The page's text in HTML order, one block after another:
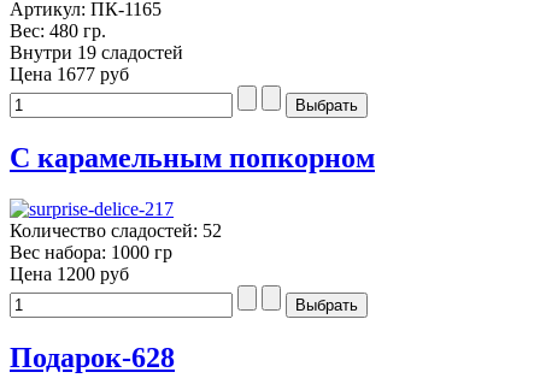
Артикул: ПК-1165
Вес: 480 гр.
Внутри 19 сладостей
Цена 1677 руб
С карамельным попкорном
Количество сладостей: 52
Вес набора: 1000 гр
Цена 1200 руб
Подарок-628